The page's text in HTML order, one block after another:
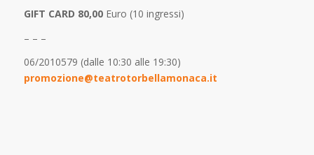
GIFT CARD 80,00Euro (10 ingressi)
– – –
06/2010579 (dalle 10:30 alle 19:30)
promozione@teatrotorbellamonaca.it